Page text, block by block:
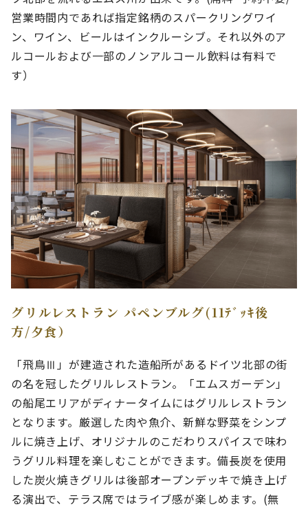
営業時間内であれば指定銘柄のスパークリングワイ
ン、ワイン、ビールはインクルーシブ。それ以外のア
ルコールおよび一部のノンアルコール飲料は有料で
す）
グリルレストラン パペンブルグ(11ﾃﾞｯｷ後
方/夕食）
「飛鳥Ⅲ」が建造された造船所があるドイツ北部の街
の名を冠したグリルレストラン。「エムスガーデン」
の船尾エリアがディナータイムにはグリルレストラン
となります。厳選した肉や魚介、新鮮な野菜をシンプ
ルに焼き上げ、オリジナルのこだわりスパイスで味わ
うグリル料理を楽しむことができます。備長炭を使用
した炭火焼きグリルは後部オープンデッキで焼き上げ
る演出で、テラス席ではライブ感が楽しめます。(無